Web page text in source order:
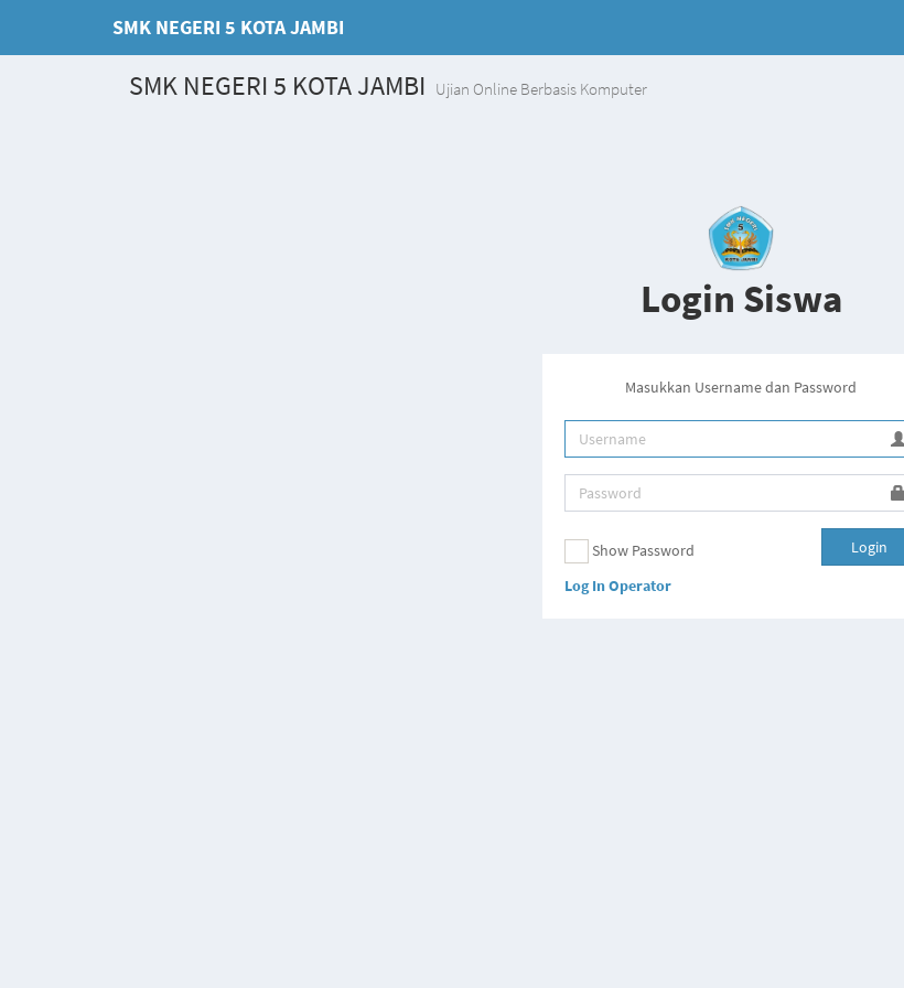
SMK NEGERI 5 KOTA JAMBI
SMK NEGERI 5 KOTA JAMBI Ujian Online Berbasis Komputer
Login Siswa
Masukkan Username dan Password
Show Password
Log In Operator
Login